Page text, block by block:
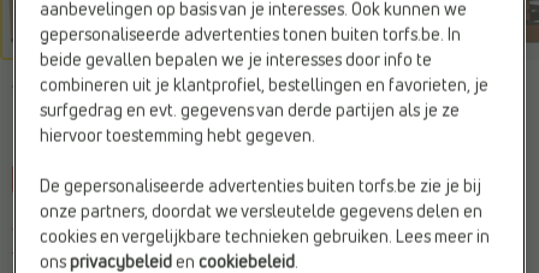
VIA BORGO
Kaartenhouder cognac
-10%
Je bespaart
€ 49,95 € 44,95
aanbevelingen op basis van je interesses. Ook kunnen we
gepersonaliseerde advertenties tonen buiten torfs.be. In
beide gevallen bepalen we je interesses door info te
combineren uit je klantprofiel, bestellingen en favorieten, je
surfgedrag en evt. gegevens van derde partijen als je ze
hiervoor toestemming hebt gegeven.
De gepersonaliseerde advertenties buiten torfs.be zie je bij
onze partners, doordat we versleutelde gegevens delen en
cookies en vergelijkbare technieken gebruiken. Lees meer in
onsprivacybeleid encookiebeleid.